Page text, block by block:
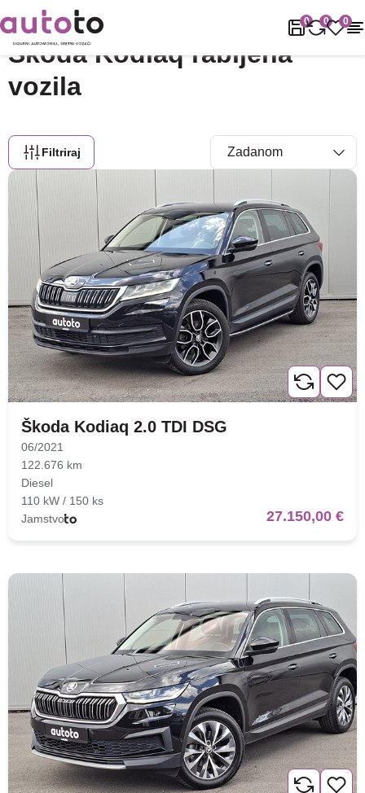
0 0 0
Naslovnica Rabljena vozila
Škoda Kodiaq rabljena
vozila
Filtriraj
Škoda Kodiaq 2.0 TDI DSG
06/2021
122.676 km
Diesel
110 kW / 150 ks
Jamstvo
27.150,00 €